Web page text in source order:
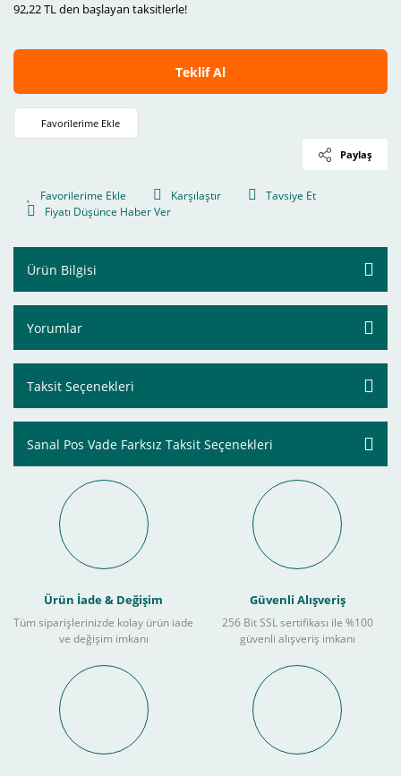
92,22 TL den başlayan taksitlerle!
Teklif Al
Paylaş
Karşılaştır
Tavsiye Et
Fiyatı Düşünce Haber Ver
Ürün Bilgisi
Yorumlar
Taksit Seçenekleri
Sanal Pos Vade Farksız Taksit Seçenekleri
Ürün İade & Değişim
Tüm siparişlerinizde kolay ürün iade
ve değişim imkanı
Güvenli Alışveriş
256 Bit SSL sertifikası ile %100
güvenli alışveriş imkanı